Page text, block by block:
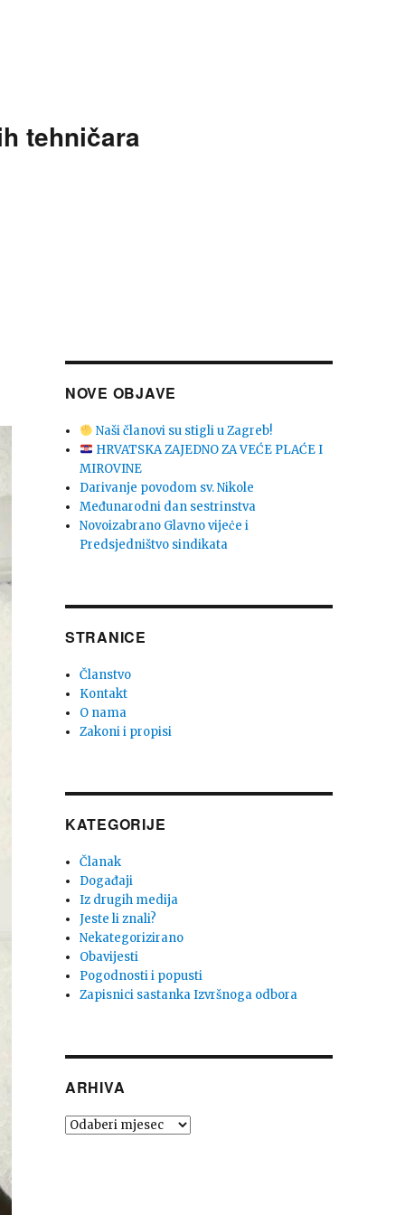
tehničara
NOVE OBJAVE
Naši članovi su stigli u Zagreb!
HRVATSKA ZAJEDNO ZA VEĆE PLAĆE I
MIROVINE
Darivanje povodom sv. Nikole
Međunarodni dan sestrinstva
Novoizabrano Glavno vijeċe i
Predsjedništvo sindikata
STRANICE
Članstvo
Kontakt
O nama
Zakoni i propisi
KATEGORIJE
Članak
Događaji
Iz drugih medija
Jeste li znali?
Nekategorizirano
Obavijesti
Pogodnosti i popusti
Zapisnici sastanka Izvršnoga odbora
ARHIVA
Arhiva